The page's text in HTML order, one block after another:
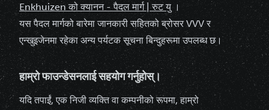
Enkhuizen को क्यानन - पैदल मार्ग | रुट यु ।
यस पैदल मार्गको बारेमा जानकारी सहितको ब्रोसर VVV र
एन्खुइजेनमा रहेका अन्य पर्यटक सूचना बिन्दुहरूमा उपलब्ध छ।
हाम्रो फाउन्डेसनलाई सहयोग गर्नुहोस्।
यदि तपाईं, एक निजी व्यक्ति वा कम्पनीको रूपमा, हाम्रो